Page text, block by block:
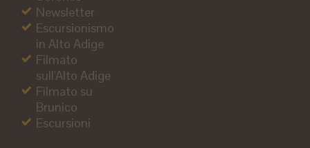
Newsletter
Escursionismo
in Alto Adige
Filmato
sull'Alto Adige
Filmato su
Brunico
Escursioni